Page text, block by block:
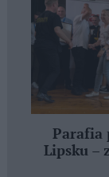
Parafia
Lipsku –